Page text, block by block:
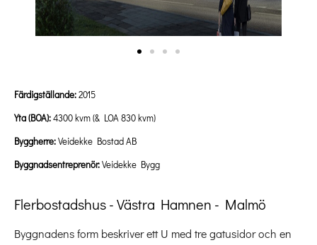
Flerbostadshus - Västra Hamnen - Malmö
Byggnadens form beskriver ett U med tre gatusidor och en
Färdigställande:2015
Yta (BOA):4300 kvm (& LOA 830 kvm)
Byggherre:Veidekke Bostad AB
Byggnadsentreprenör:Veidekke Bygg